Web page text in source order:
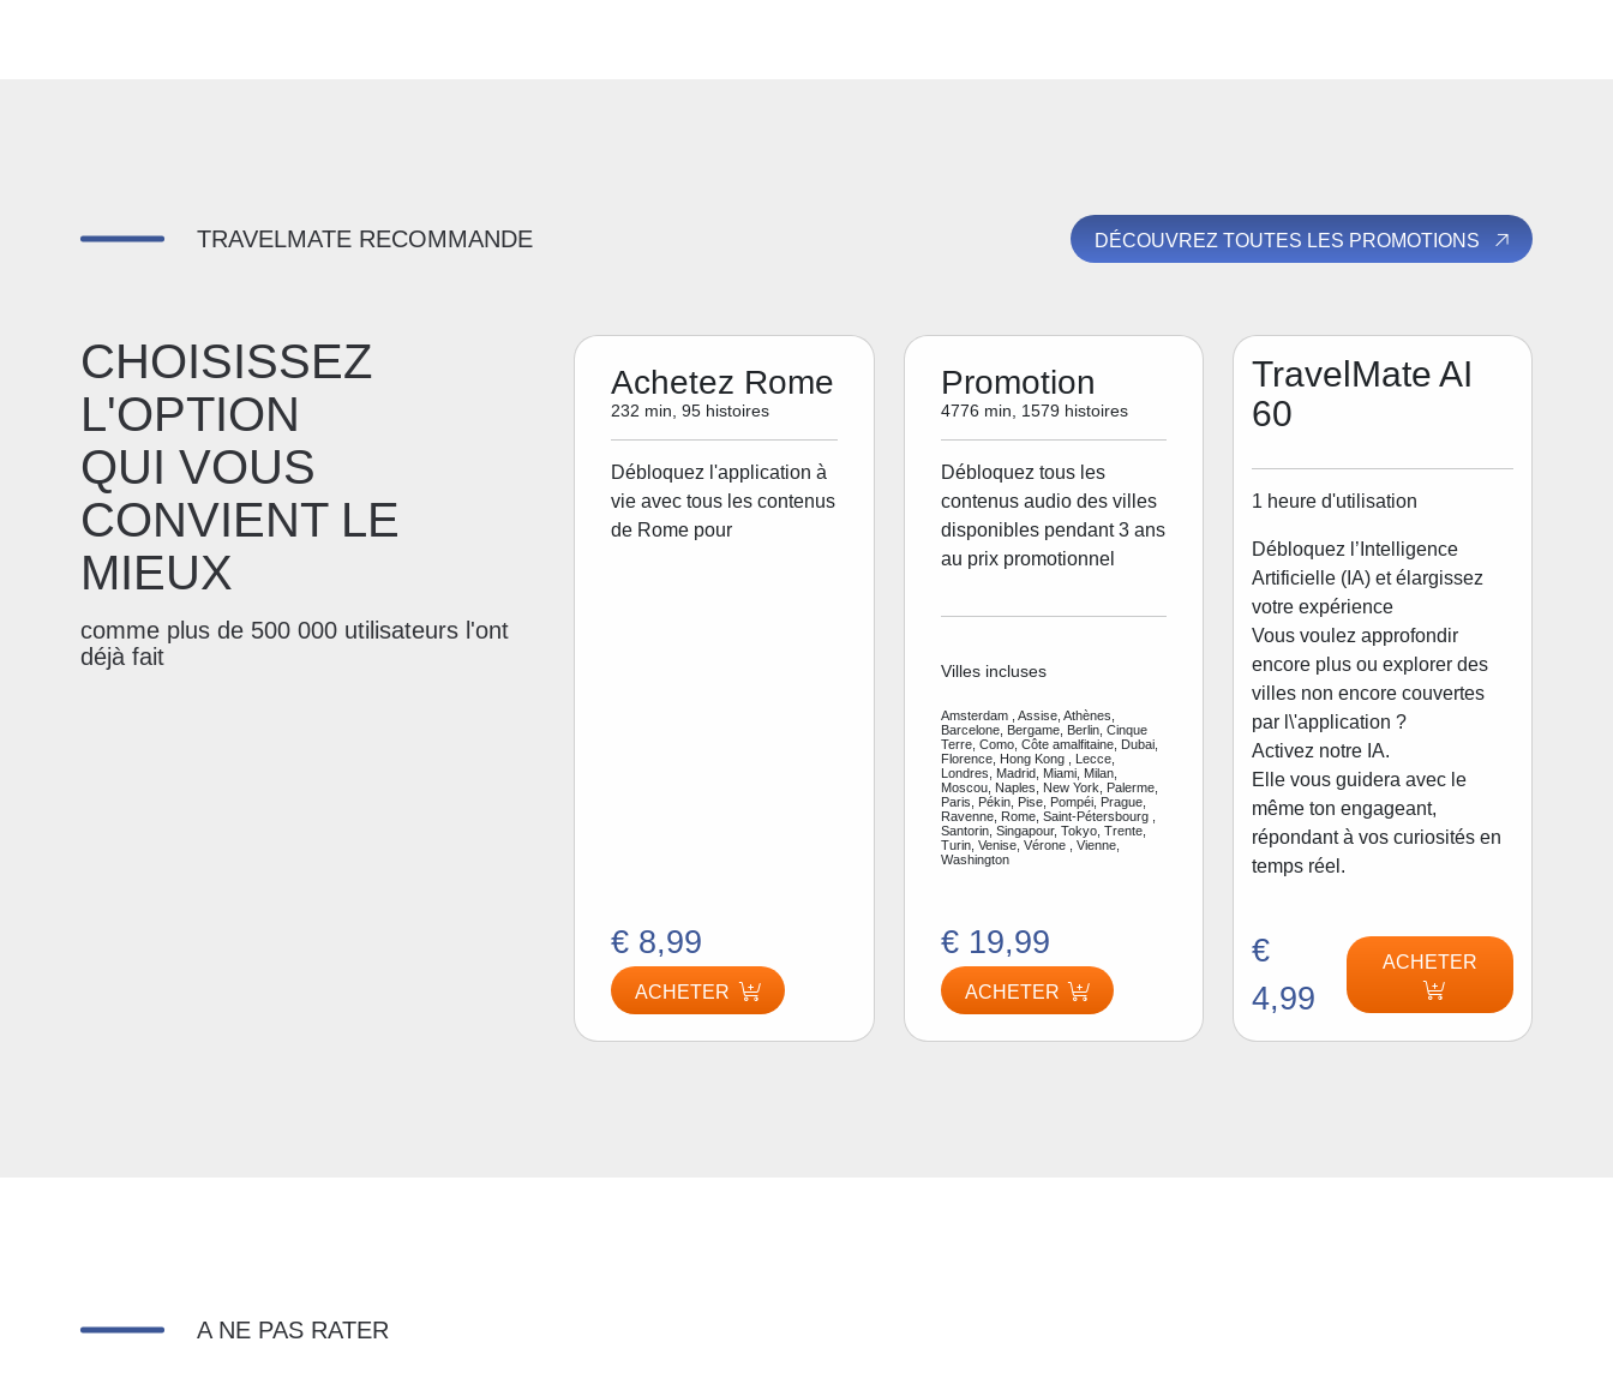
TRAVELMATE RECOMMANDE DÉCOUVREZ TOUTES LES PROMOTIONS
CHOISISSEZ
L'OPTION
QUI VOUS
CONVIENT LE
MIEUX
comme plus de 500 000 utilisateurs l'ont
déjà fait
Achetez Rome
232 min, 95 histoires
Débloquez l'application à
vie avec tous les contenus
de Rome pour
€ 8,99
ACHETER
Promotion
4776 min, 1579 histoires
Débloquez tous les
contenus audio des villes
disponibles pendant 3 ans
au prix promotionnel
Villes incluses
Amsterdam , Assise, Athènes,
Barcelone, Bergame, Berlin, Cinque
Terre, Como, Côte amalfitaine, Dubai,
Florence, Hong Kong , Lecce,
Londres, Madrid, Miami, Milan,
Moscou, Naples, New York, Palerme,
Paris, Pékin, Pise, Pompéi, Prague,
Ravenne, Rome, Saint-Pétersbourg ,
Santorin, Singapour, Tokyo, Trente,
Turin, Venise, Vérone , Vienne,
Washington
€ 19,99
ACHETER
TravelMate AI
60
1 heure d'utilisation
Débloquez l’Intelligence
Artificielle (IA) et élargissez
votre expérience
Vous voulez approfondir
encore plus ou explorer des
villes non encore couvertes
par l\'application ?
Activez notre IA.
Elle vous guidera avec le
même ton engageant,
répondant à vos curiosités en
temps réel.
€
4,99
ACHETER
A NE PAS RATER